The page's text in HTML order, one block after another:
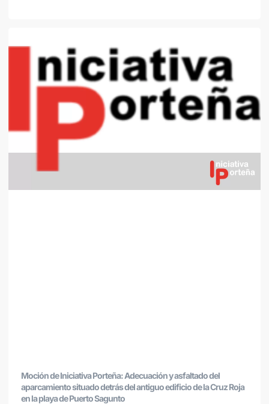
Moción de Iniciativa Porteña: Adecuación y asfaltado del
aparcamiento situado detrás del antiguo edificio de la Cruz Roja
en la playa de Puerto Sagunto